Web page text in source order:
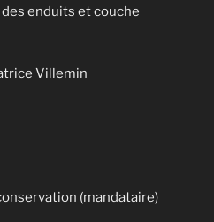
enduits et couche
Villemin
(mandataire)